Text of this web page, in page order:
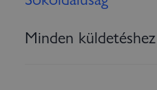
Minden